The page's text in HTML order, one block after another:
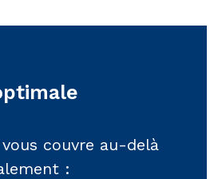
couvre au-delà
: